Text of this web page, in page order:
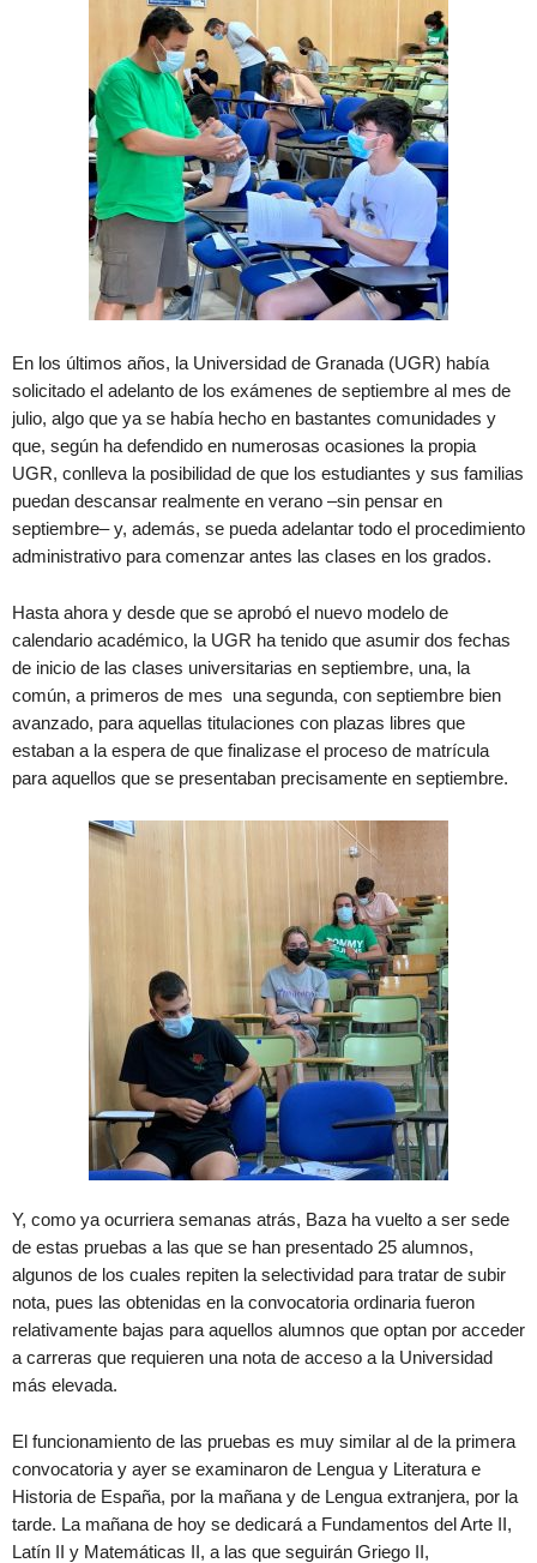
En los últimos años, la Universidad de Granada (UGR) había
solicitado el adelanto de los exámenes de septiembre al mes de
julio, algo que ya se había hecho en bastantes comunidades y
que, según ha defendido en numerosas ocasiones la propia
UGR, conlleva la posibilidad de que los estudiantes y sus familias
puedan descansar realmente en verano –sin pensar en
septiembre– y, además, se pueda adelantar todo el procedimiento
administrativo para comenzar antes las clases en los grados.
Hasta ahora y desde que se aprobó el nuevo modelo de
calendario académico, la UGR ha tenido que asumir dos fechas
de inicio de las clases universitarias en septiembre, una, la
común, a primeros de mes una segunda, con septiembre bien
avanzado, para aquellas titulaciones con plazas libres que
estaban a la espera de que finalizase el proceso de matrícula
para aquellos que se presentaban precisamente en septiembre.
Y, como ya ocurriera semanas atrás, Baza ha vuelto a ser sede
de estas pruebas a las que se han presentado 25 alumnos,
algunos de los cuales repiten la selectividad para tratar de subir
nota, pues las obtenidas en la convocatoria ordinaria fueron
relativamente bajas para aquellos alumnos que optan por acceder
a carreras que requieren una nota de acceso a la Universidad
más elevada.
El funcionamiento de las pruebas es muy similar al de la primera
convocatoria y ayer se examinaron de Lengua y Literatura e
Historia de España, por la mañana y de Lengua extranjera, por la
tarde. La mañana de hoy se dedicará a Fundamentos del Arte II,
Latín II y Matemáticas II, a las que seguirán Griego II,